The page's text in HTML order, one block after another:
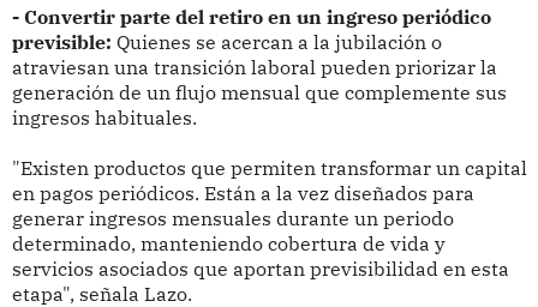
- Convertir parte del retiro en un ingreso periódico
previsible: Quienes se acercan a la jubilación o
atraviesan una transición laboral pueden priorizar la
generación de un flujo mensual que complemente sus
ingresos habituales.
"Existen productos que permiten transformar un capital
en pagos periódicos. Están a la vez diseñados para
generar ingresos mensuales durante un periodo
determinado, manteniendo cobertura de vida y
servicios asociados que aportan previsibilidad en esta
etapa", señala Lazo.